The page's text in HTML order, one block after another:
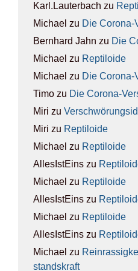
Karl.Lauterbach zu
Michael zu Die Coro­na-
Bernhard Jahn zu Die
Michael zu Rep­ti­lo­ide
Michael zu Die Coro­na-
Timo zu Die Coro­na-
Miri zu
Miri zu Rep­ti­lo­ide
Michael zu Rep­ti­lo­ide
AllesIstEins zu
Michael zu Rep­ti­lo­ide
AllesIstEins zu
Michael zu Rep­ti­lo­ide
AllesIstEins zu
Michael zu
stands­kraft